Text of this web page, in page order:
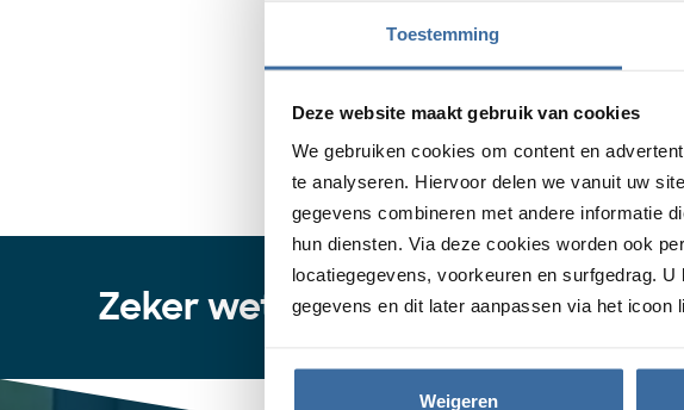
Toestemming
Deze website maakt gebruik van cookies
We gebruiken cookies om content en
te analyseren. Hiervoor delen we vanuit uw
gegevens combineren met andere informatie
hun diensten. Via deze cookies worden ook
locatiegegevens, voorkeuren en surfgedrag.
gegevens en dit later aanpassen via het icoon
Weigeren
gebruik
Compatibel met
€1.548,80
Zeker weten welke laadpaal bij u